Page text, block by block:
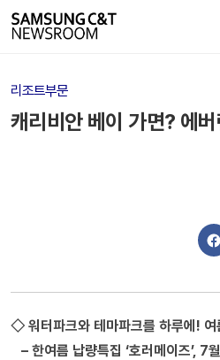
리조트부문
캐리비안 베이 가면? 에
◇ 워터파크와 테마파크를 하루에! 여
– 한여름 납량특집 ‘호러메이즈’, 7